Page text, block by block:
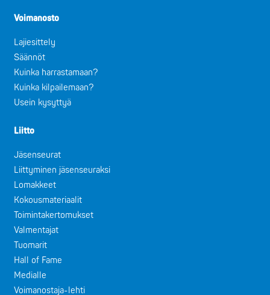
Voimanosto
Lajiesittely
Säännöt
Kuinka harrastamaan?
Kuinka kilpailemaan?
Usein kysyttyä
Liitto
Jäsenseurat
Liittyminen jäsenseuraksi
Lomakkeet
Kokousmateriaalit
Toimintakertomukset
Valmentajat
Tuomarit
Hall of Fame
Medialle
Voimanostaja-lehti